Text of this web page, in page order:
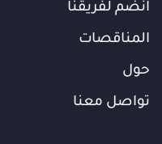
انضم لفريقنا
المناقصات
حول
تواصل معنا